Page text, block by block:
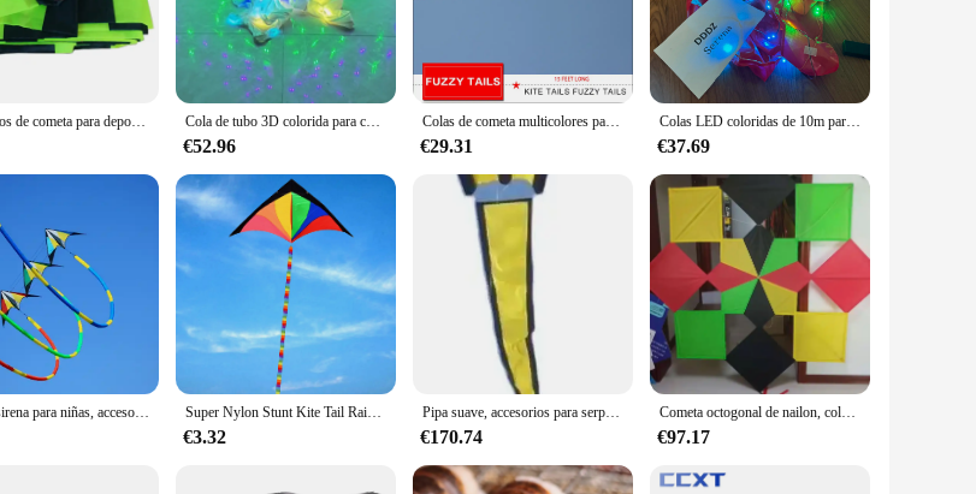
Accesorios de cometa para deportes al aire libre, 10m, negro con 3D verde/cola de tubo para Delta Kite/Stunt /software para cometas para niños Gif Cola de tubo 3D colorida para cometas LED, parafoil todo en alto brillo con cambio de color y velocidad, mantaray delta, 20m
€52.96
Colas de cometa multicolores para diferentes cometas, 15 pies de largo, 4,5 m de alta calidad
€29.31
Colas LED coloridas de 10m para cometa delta grande, 3D, suave, inflable, volando con luces
€37.69
Cola de sirena para niñas, accesorio de nailon suave para cometa, deportes, cometa, volador, tela arcoíris de nailon, accesorios para exteriores, fábrica y bar Super Nylon Stunt Kite Tail Rainbow Line accesorio de cometa juguete para niños
€3.32
Pipa suave, accesorios para serpentinas de cola de pipa, pipas voladoras para adultos, pipas de viento grandes para adultos, puf de aire
€170.74
Cometa octogonal de nailon, cola RIPSTOP, 2M, 20M, novedad
€97.17